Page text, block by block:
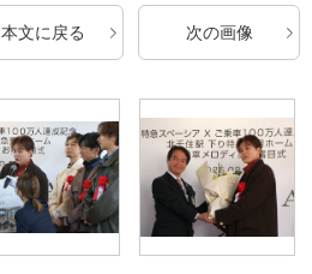
本文に戻る 次の画像